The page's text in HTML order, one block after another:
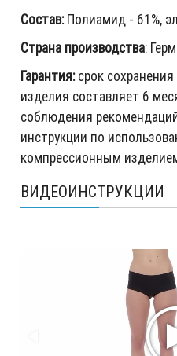
Состав:Полиамид - 61%,
Страна производства:
Гарантия:срок
изделия составляет 6
соблюдения
инструкции по
компрессионным
ВИДЕОИНСТРУКЦИИ